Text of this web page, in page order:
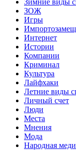
ЗОЖ
Игры
Интернет
Истории
Компании
Криминал
Культура
Лайфхаки
Летние виды
Личный счет
Люди
Места
Мнения
Мода
Народная